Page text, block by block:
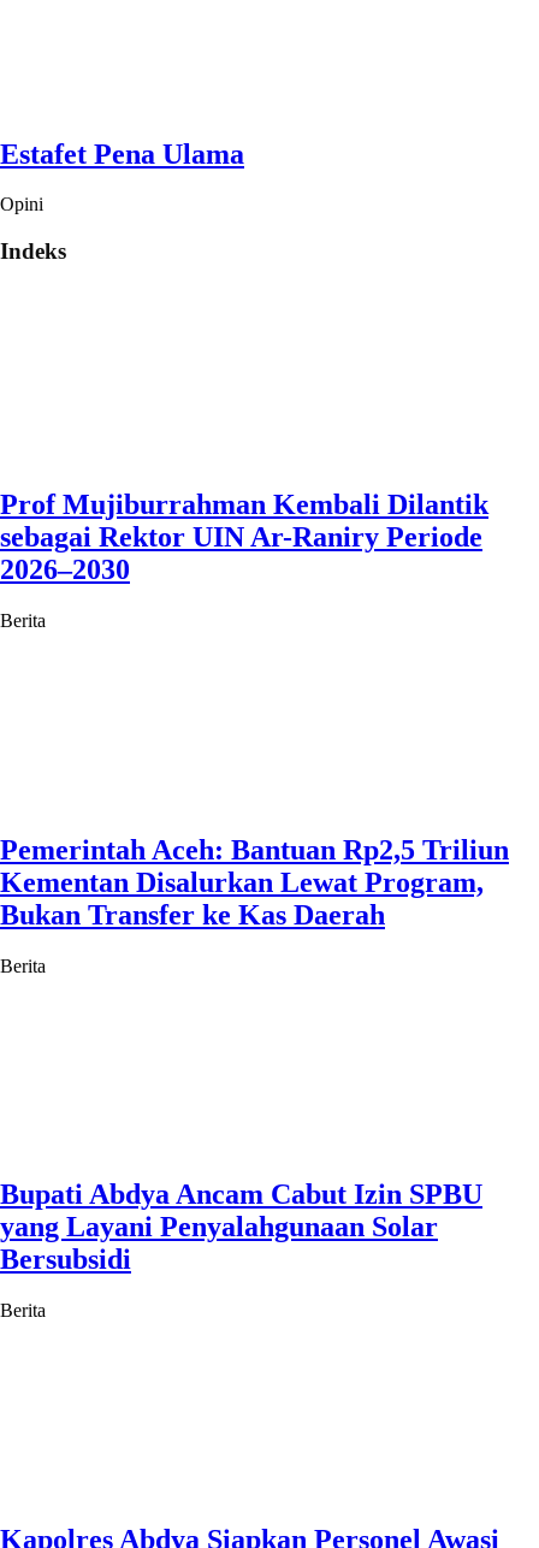
Estafet Pena Ulama
Opini
Indeks
Prof Mujiburrahman Kembali Dilantik
sebagai Rektor UIN Ar-Raniry Periode
2026–2030
Berita
Pemerintah Aceh: Bantuan Rp2,5 Triliun
Kementan Disalurkan Lewat Program,
Bukan Transfer ke Kas Daerah
Berita
Bupati Abdya Ancam Cabut Izin SPBU
yang Layani Penyalahgunaan Solar
Bersubsidi
Berita
Kapolres Abdya Siapkan Personel Awasi